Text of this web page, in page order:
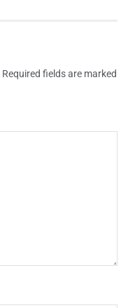
Required fields are marked